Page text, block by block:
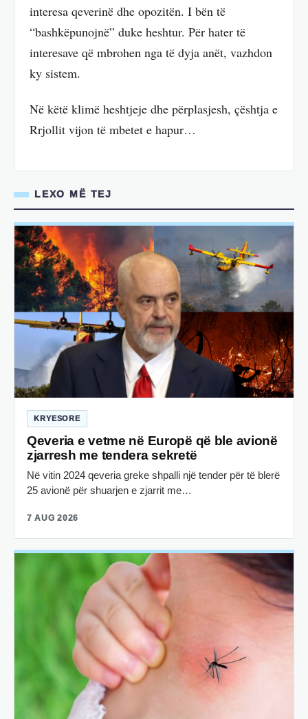
interesa qeverinë dhe opozitën. I bën të
“bashkëpunojnë” duke heshtur. Për hater të
interesave që mbrohen nga të dyja anët, vazhdon
ky sistem.
Në këtë klimë heshtjeje dhe përplasjesh, çështja e
Rrjollit vijon të mbetet e hapur…
LEXO MË TEJ
KRYESORE
Qeveria e vetme në Europë që ble avionë
zjarresh me tendera sekretë
Në vitin 2024 qeveria greke shpalli një tender për të blerë
25 avionë për shuarjen e zjarrit me…
7 AUG 2026